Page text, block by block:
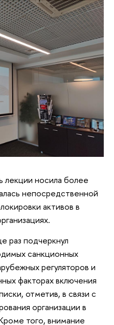
лекции носила более
непосредственной
активов в
раз подчеркнул
санкционных
регуляторов и
факторах включения
отметив, в связи с
организации в
того, внимание